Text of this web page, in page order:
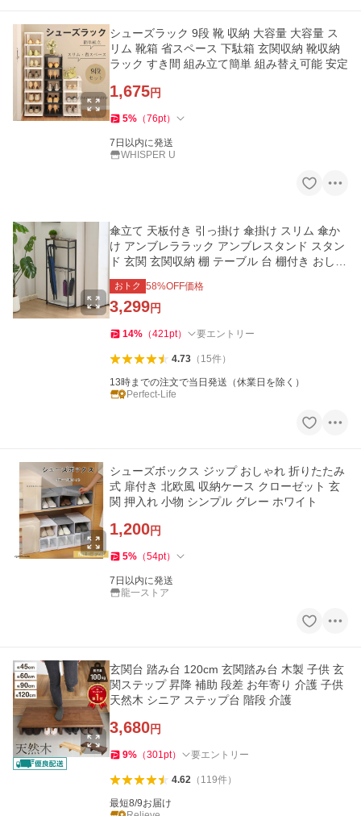
シューズラック 9段 靴 収納 大容量 大容量 ス
リム 靴箱 省スペース 下駄箱 玄関収納 靴収納
ラック すき間 組み立て簡単 組み替え可能 安定
1,675円
5% （76pt）
7日以内に発送
WHISPER U
傘立て 天板付き 引っ掛け 傘掛け スリム 傘か
け アンブレララック アンブレスタンド スタン
ド 玄関 玄関収納 棚 テーブル 台 棚付き おしゃ
れ 新生活
おトク 58%OFF価格
3,299円
14% （421pt） 要エントリー
4.73（ 15件）
13時までの注文で当日発送（休業日を除く）
Perfect-Life
シューズボックス ジップ おしゃれ 折りたたみ
式 扉付き 北欧風 収納ケース クローゼット 玄
関 押入れ 小物 シンプル グレー ホワイト
1,200円
5% （54pt）
7日以内に発送
龍一ストア
玄関台 踏み台 120cm 玄関踏み台 木製 子供 玄
関ステップ 昇降 補助 段差 お年寄り 介護 子供
天然木 シニア ステップ台 階段 介護
3,680円
9% （301pt） 要エントリー
4.62（ 119件）
最短8/9お届け